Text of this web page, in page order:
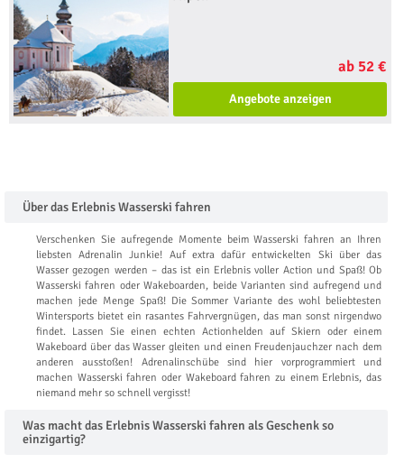
ab 52 €
Angebote anzeigen
Über das Erlebnis Wasserski fahren
Verschenken Sie aufregende Momente beim Wasserski fahren an Ihren
liebsten Adrenalin Junkie! Auf extra dafür entwickelten Ski über das
Wasser gezogen werden – das ist ein Erlebnis voller Action und Spaß! Ob
Wasserski fahren oder Wakeboarden, beide Varianten sind aufregend und
machen jede Menge Spaß! Die Sommer Variante des wohl beliebtesten
Wintersports bietet ein rasantes Fahrvergnügen, das man sonst nirgendwo
findet. Lassen Sie einen echten Actionhelden auf Skiern oder einem
Wakeboard über das Wasser gleiten und einen Freudenjauchzer nach dem
anderen ausstoßen! Adrenalinschübe sind hier vorprogrammiert und
machen Wasserski fahren oder Wakeboard fahren zu einem Erlebnis, das
niemand mehr so schnell vergisst!
Was macht das Erlebnis Wasserski fahren als Geschenk so
einzigartig?